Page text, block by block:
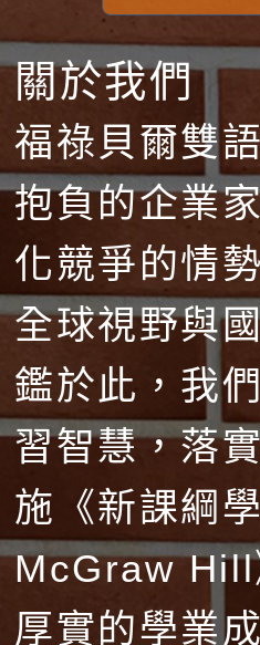
關於我們
福祿貝爾雙
抱負的企業
化競爭的情
全球視野與
鑑於此，我
習智慧，落
施《新課綱
McGraw Hill
厚實的學業